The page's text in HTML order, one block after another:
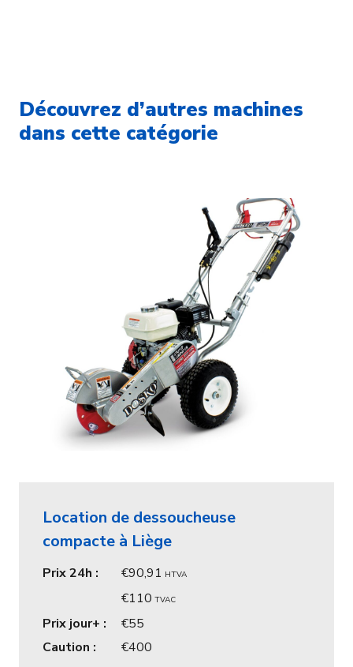
Découvrez d’autres machines
dans cette catégorie
Location de dessoucheuse
compacte à Liège
Prix 24h : 90,91 HTVA
110 TVAC
Prix jour+ :
55
Caution :
400